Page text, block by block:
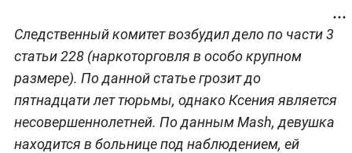
Следственный комитет возбудил дело по части 3
статьи 228 (наркоторговля в особо крупном
размере). По данной статье грозит до
пятнадцати лет тюрьмы, однако Ксения является
несовершеннолетней. По данным Mash, девушка
находится в больнице под наблюдением, ей